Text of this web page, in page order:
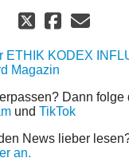
ETHIK KODEX
Magazin
Dann folge
und TikTok
News lieber
an.